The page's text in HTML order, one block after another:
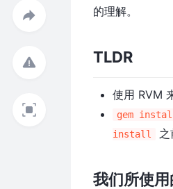
的理解。
TLDR
使用 RVM
gem
install
之
我们所使